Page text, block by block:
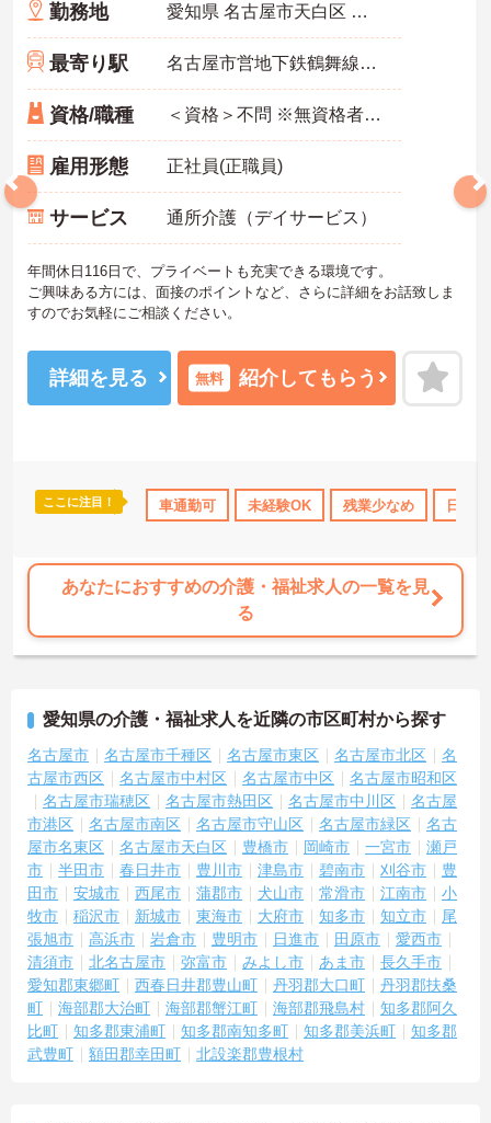
【手厚い資格取得支援や継続雇用制度で、将来の安心感が得られま
・勤務時間内で受講可能な資格取得サポートが整備されているた
め、働きながら着実に認知症ケアの専門性を磨けます。
・65歳の定年後も70歳まで勤務可能な再雇用制度が設けられてお
り、一つの職場で安定して長く活躍し続けることが可能です。
手当・補助 ブランクOK 研修制度あり 産休･育休･介護休暇取
勤務地 愛知県 名古屋市天白区 植田山3-711
最寄り駅 名古屋市営地下鉄鶴舞線「塩釜口駅」バス・車5分
資格/職種 ＜資格＞不問 ※無資格者：入社半年以内に会社負担で認知症介護基礎研修受講 ＜経験＞不問
雇用形態 正社員(正職員)
サービス 通所介護（デイサービス）
年間休日116日で、プライベートも充実できる環境です。
ご興味ある方には、面接のポイントなど、さらに詳細をお話致しま
すのでお気軽にご相談ください。
詳細を見る 無料 紹介してもらう
ここに注目！ 車通勤可 未経験OK 残業少なめ 日勤
あなたにおすすめの介護・福祉求人の一覧を見
る
愛知県の介護・福祉求人を近隣の市区町村から探す
名古屋市 名古屋市千種区 名古屋市東区 名古屋市北区
名
古屋市西区
名古屋市中村区 名古屋市中区
名古屋市昭和区
名古屋市瑞穂区
名古屋市熱田区 名古屋市中川区
名古屋
市港区
名古屋市南区 名古屋市守山区 名古屋市緑区
名古
屋市名東区
名古屋市天白区 豊橋市 岡崎市 一宮市
瀬戸
市
半田市 春日井市 豊川市 津島市 碧南市 刈谷市
豊
田市
安城市 西尾市 蒲郡市 犬山市 常滑市 江南市
小
牧市
稲沢市 新城市 東海市 大府市 知多市 知立市
尾
張旭市
高浜市 岩倉市 豊明市 日進市 田原市
愛西市
清須市
北名古屋市 弥富市 みよし市 あま市
長久手市
愛知郡東郷町
西春日井郡豊山町 丹羽郡大口町
丹羽郡扶桑
町
海部郡大治町 海部郡蟹江町 海部郡飛島村
知多郡阿久
比町
知多郡東浦町 知多郡南知多町 知多郡美浜町
知多郡
武豊町
額田郡幸田町 北設楽郡豊根村